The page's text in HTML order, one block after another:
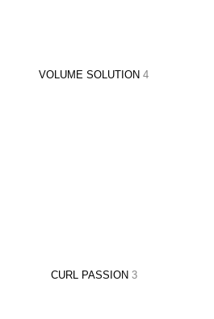
VOLUME SOLUTION 4
CURL PASSION 3